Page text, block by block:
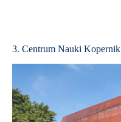
3. Centrum Nauki Kopernik